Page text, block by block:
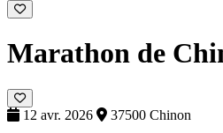
Marathon de
12 avr. 2026 37500 Chinon